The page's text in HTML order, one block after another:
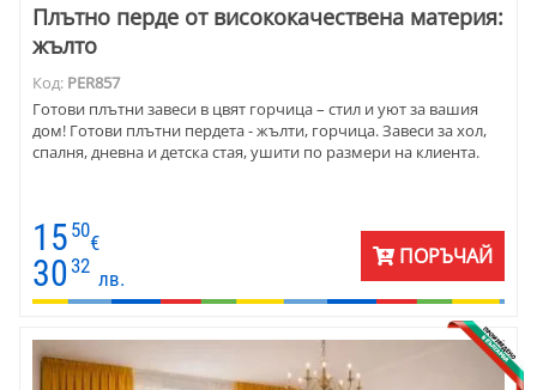
Плътно перде от висококачествена материя:
жълто
Код: PER857
Готови плътни завеси в цвят горчица – стил и уют за вашия
дом! Готови плътни пердета - жълти, горчица. Завеси за хол,
спалня, дневна и детска стая, ушити по размери на клиента.
15 50
€
30 32
лв.
ПОРЪЧАЙ